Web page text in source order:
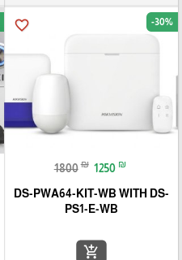
favorite_border -30%
1800 ₪ 1250 ₪
DS-PWA64-KIT-WB WITH DS-
PS1-E-WB
add_shopping_cart